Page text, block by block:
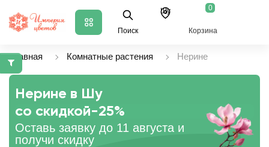
Поиск
Шу 0
Корзина
Главная Комнатные растения Нерине
Нерине в Шу
со скидкой-25%
Оставь заявку до 11 августа и
получи скидку